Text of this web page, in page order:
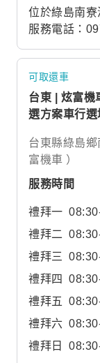
位於綠島南
服務電話：
可取還車
台東 | 炫富機
選方案車行選
台東縣綠島
富機車 ）
服務時間
禮拜一
禮拜二
禮拜三
禮拜四
禮拜五
禮拜六
禮拜日